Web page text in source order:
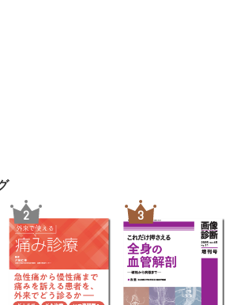
2 3